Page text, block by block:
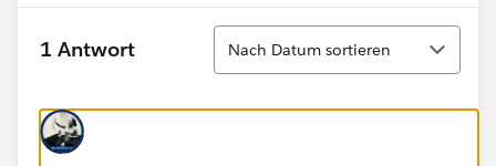
1 Antwort
Sortieren
Nach Datum sortieren